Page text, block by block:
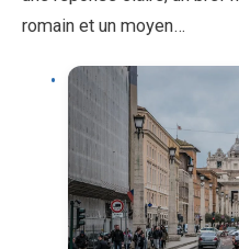
romain et un moyen…